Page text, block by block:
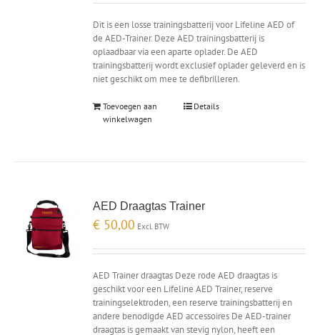
Dit is een losse trainingsbatterij voor Lifeline AED of
de AED-Trainer. Deze AED trainingsbatterij is
oplaadbaar via een aparte oplader. De AED
trainingsbatterij wordt exclusief oplader geleverd en is
niet geschikt om mee te defibrilleren.
Toevoegen aan
winkelwagen
Details
AED Draagtas Trainer
€ 50,00 Excl. BTW
AED Trainer draagtas Deze rode AED draagtas is
geschikt voor een Lifeline AED Trainer, reserve
trainingselektroden, een reserve trainingsbatterij en
andere benodigde AED accessoires De AED-trainer
draagtas is gemaakt van stevig nylon, heeft een